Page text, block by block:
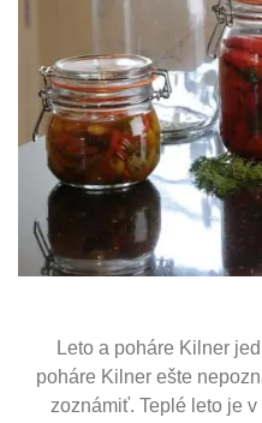
Leto a poháre Kilner
poháre Kilner ešte
zoznámiť. Teplé leto je